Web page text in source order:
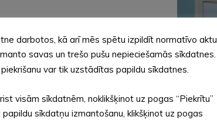
darbotos, kā arī mēs spētu izpildīt normatīvo aktu
savas un trešo pušu nepieciešamās sīkdatnes.
piekrišanu var tik uzstādītas papildu sīkdatnes.
visām sīkdatnēm, noklikšķinot uz pogas “Piekrītu”
sīkdatņu izmantošanu, klikšķinot uz pogas